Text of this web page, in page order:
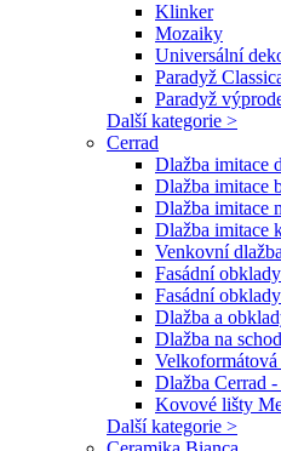
Klinker
Mozaiky
Universální
Paradyž
Paradyž
Další kategorie >
Cerrad
Dlažba imitace
Dlažba imitace
Dlažba imitace
Dlažba imitace
Venkovní
Fasádní
Fasádní
Dlažba a
Dlažba na
Dlažba Cerrad
Kovové lišty
Další kategorie >